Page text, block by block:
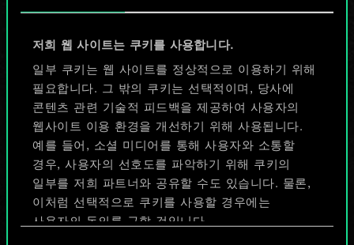
저희 웹 사이트는 쿠키를 사용합니다.
일부 쿠키는 웹 사이트를 정상적으로 이용하기 위해
필요합니다. 그 밖의 쿠키는 선택적이며, 당사에
콘텐츠 관련 기술적 피드백을 제공하여 사용자의
웹사이트 이용 환경을 개선하기 위해 사용됩니다.
예를 들어, 소셜 미디어를 통해 사용자와 소통할
경우, 사용자의 선호도를 파악하기 위해 쿠키의
일부를 저희 파트너와 공유할 수도 있습니다. 물론,
이처럼 선택적으로 쿠키를 사용할 경우에는
사용자의 동의를 구할 것입니다.
가능성을 가지고
있습니다!
덱 이름 짓기 & 가이드 작성하기
덱 편집
또는